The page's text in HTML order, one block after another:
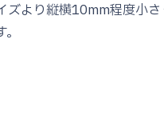
ズより縦横10mm程度小